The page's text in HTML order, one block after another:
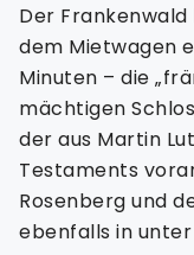
Der
dem Mietwagen
Minuten – die
mächtigen
der aus Martin
Testaments
Rosenberg und
ebenfalls in